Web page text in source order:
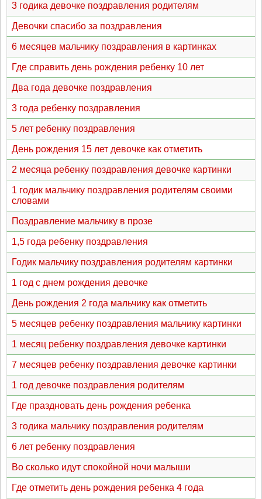
3 годика девочке поздравления родителям
Девочки спасибо за поздравления
6 месяцев мальчику поздравления в картинках
Где справить день рождения ребенку 10 лет
Два года девочке поздравления
3 года ребенку поздравления
5 лет ребенку поздравления
День рождения 15 лет девочке как отметить
2 месяца ребенку поздравления девочке картинки
1 годик мальчику поздравления родителям своими
словами
Поздравление мальчику в прозе
1,5 года ребенку поздравления
Годик мальчику поздравления родителям картинки
1 год с днем рождения девочке
День рождения 2 года мальчику как отметить
5 месяцев ребенку поздравления мальчику картинки
1 месяц ребенку поздравления девочке картинки
7 месяцев ребенку поздравления девочке картинки
1 год девочке поздравления родителям
Где праздновать день рождения ребенка
3 годика мальчику поздравления родителям
6 лет ребенку поздравления
Во сколько идут спокойной ночи малыши
Где отметить день рождения ребенка 4 года